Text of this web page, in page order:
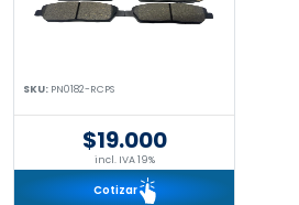
SKU: PN0182-RCPS
$19.000
incl. IVA 19%
Cotizar